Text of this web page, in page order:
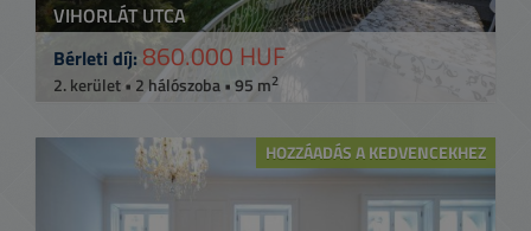
VIHORLÁT UTCA
Bérleti díj:860.000 HUF
2. kerület • 2 hálószoba • 95 m2
HOZZÁADÁS A KEDVENCEKHEZ